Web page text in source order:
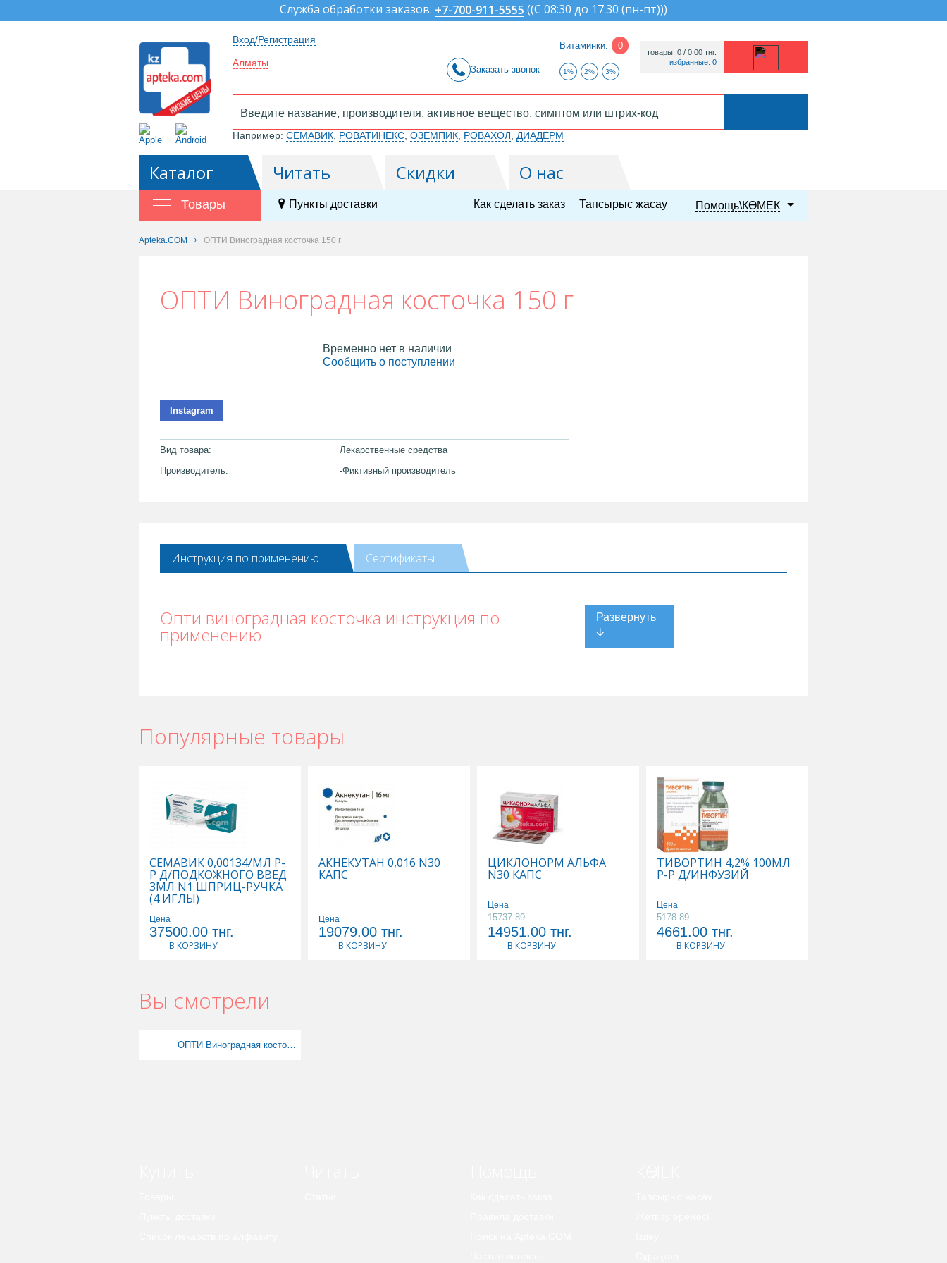
Служба обработки заказов: +7-700-911-5555 ((С 08:30 до 17:30 (пн-пт)))
Вход/Регистрация
Алматы
Заказать звонок
Витаминки: 0
1% 2% 3%
товары: 0 / 0.00 тнг.
избранные: 0
Например: СЕМАВИК РОВАТИНЕКС ОЗЕМПИК РОВАХОЛ ДИАДЕРМ
Каталог Читать Скидки О нас
Товары Пункты доставки Помощь\КӨМЕК
Тапсырыс жасау
Как сделать заказ
Apteka.COM ОПТИ Виноградная косточка 150 г
ОПТИ Виноградная косточка 150 г
Временно нет в наличии
Сообщить о поступлении
Instagram
Вид товара:
Лекарственные средства
Производитель:
-Фиктивный производитель
Инструкция по применению Сертификаты
Опти виноградная косточка инструкция по
применению
Популярные товары
СЕМАВИК 0,00134/МЛ Р-
Р Д/ПОДКОЖНОГО ВВЕД
3МЛ N1 ШПРИЦ-РУЧКА
(4 ИГЛЫ)
Цена
37500.00 тнг.
В КОРЗИНУ
АКНЕКУТАН 0,016 N30
КАПС
Цена
19079.00 тнг.
В КОРЗИНУ
ЦИКЛОНОРМ АЛЬФА
N30 КАПС
Цена
15737.89
14951.00 тнг.
В КОРЗИНУ
ТИВОРТИН 4,2% 100МЛ
Р-Р Д/ИНФУЗИЙ
Цена
5178.89
4661.00 тнг.
В КОРЗИНУ
Вы смотрели